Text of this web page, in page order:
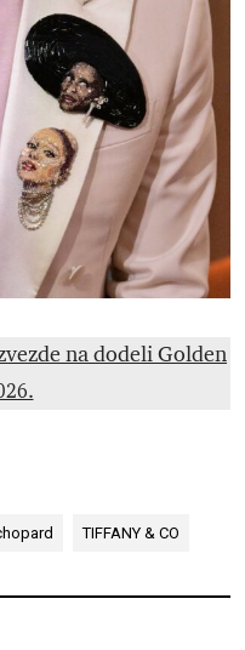
na dodeli Golden
TIFFANY & CO